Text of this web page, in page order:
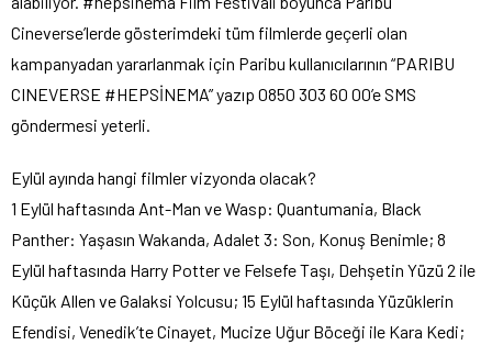
Cineverse’lerde gösterimdeki tüm filmlerde geçerli olan
kampanyadan yararlanmak için Paribu kullanıcılarının “PARIBU
CINEVERSE #HEPSİNEMA” yazıp 0850 303 60 00’e SMS
göndermesi yeterli.
Eylül ayında hangi filmler vizyonda olacak?
1 Eylül haftasında Ant-Man ve Wasp: Quantumania, Black
Panther: Yaşasın Wakanda, Adalet 3: Son, Konuş Benimle; 8
Eylül haftasında Harry Potter ve Felsefe Taşı, Dehşetin Yüzü 2 ile
Küçük Allen ve Galaksi Yolcusu; 15 Eylül haftasında Yüzüklerin
Efendisi, Venedik’te Cinayet, Mucize Uğur Böceği ile Kara Kedi;